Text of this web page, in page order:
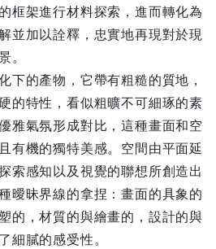
框架進行材料探索，進而轉化為
並加以詮釋，忠實地再現對於現
。
下的產物，它帶有粗糙的質地，
的特性，看似粗曠不可細琢的素
雅氣氛形成對比，這種畫面和空
有機的獨特美感。空間由平面延
索感知以及視覺的聯想所創造出
曖昧界線的拿捏：畫面的具象的
的，材質的與繪畫的，設計的與
細膩的感受性。